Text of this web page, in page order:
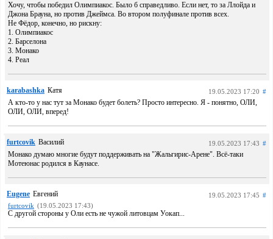
Хочу, чтобы победил Олимпиакос. Было б справедливо. Если нет, то за Ллойда и
Джона Брауна, но против Джеймса. Во втором полуфинале против всех.
Не Фёдор, конечно, но рискну:
1. Олимпиакос
2. Барселона
3. Монако
4. Реал
karabashka Катя 19.05.2023 17:20 #
А кто-то у нас тут за Монако будет болеть? Просто интересно. Я - понятно, ОЛИ,
ОЛИ, ОЛИ, вперед!
furtcovik Василий 19.05.2023 17:43 #
Монако думаю многие будут поддерживать на "Жальгирис-Арене". Всё-таки
Мотеюнас родился в Каунасе.
Eugene Евгений 19.05.2023 17:45 #
furtcovik (19.05.2023 17:43)
С другой стороны у Оли есть не чужой литовцам Уокап...